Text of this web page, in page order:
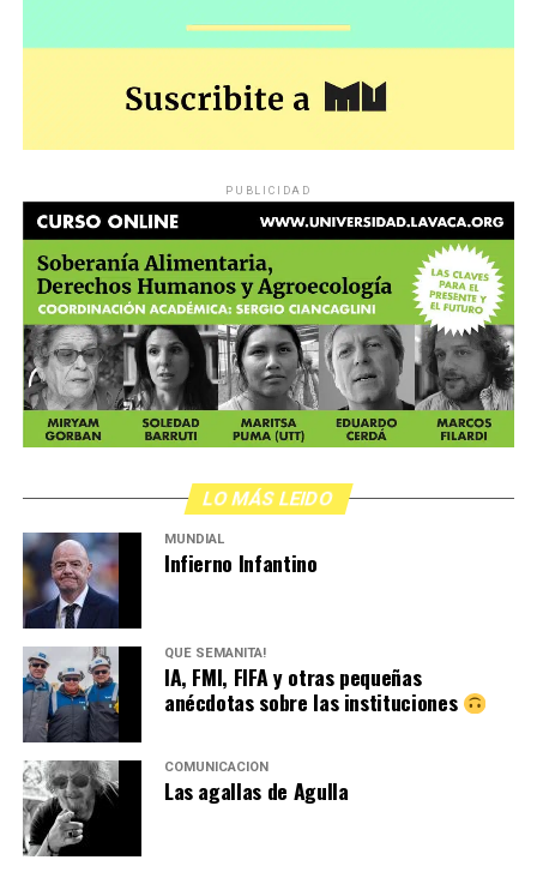
PUBLICIDAD
LO MÁS LEIDO
MUNDIAL
Infierno Infantino
QUÉ SEMANITA!
IA, FMI, FIFA y otras pequeñas
anécdotas sobre las instituciones
COMUNICACIÓN
Las agallas de Agulla